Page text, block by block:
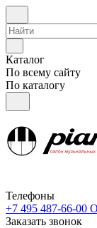
Каталог
По всему сайту
По каталогу
Телефоны
+7 495 487-66-00
Заказать звонок